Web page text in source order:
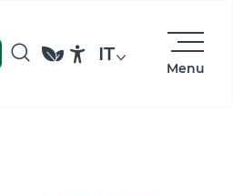
Menu
Accessibilité
IT